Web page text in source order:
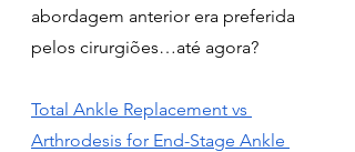
abordagem anterior era preferida
pelos cirurgiões…até agora?
Total Ankle Replacement vs
Arthrodesis for End-Stage Ankle